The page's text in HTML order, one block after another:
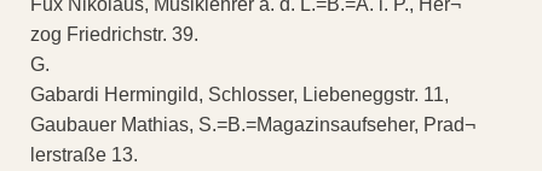
Fux Nikolaus, Musiklehrer a. d. L.=B.=A. i. P., Her¬
zog Friedrichstr. 39.
G.
Gabardi Hermingild, Schlosser, Liebeneggstr. 11,
Gaubauer Mathias, S.=B.=Magazinsaufseher, Prad¬
lerstraße 13.